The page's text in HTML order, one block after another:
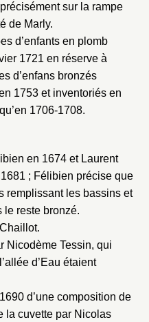
sur la rampe
de Marly.
d’enfants en plomb
1721 en réserve à
d’enfans bronzés
1753 et inventoriés en
1706-1708.
en 1674 et Laurent
; Félibien précise que
remplissant les bassins et
le reste bronzé.
Nicodème Tessin, qui
d’Eau étaient
d’une composition de
la cuvette par Nicolas